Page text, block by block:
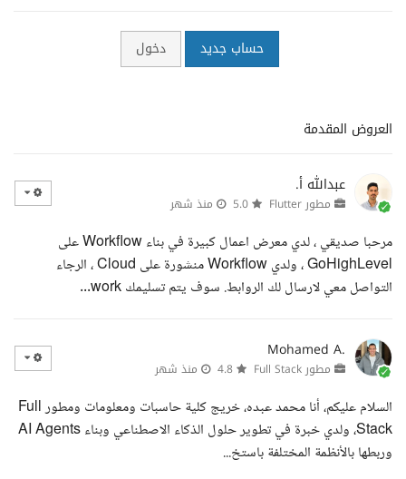
حساب جديد دخول
العروض المقدمة
عبدالله أ.
مطور Flutter منذ شهر
مرحبا صديقي ، لدي معرض اعمال كبيرة في بناء Workflow على
GoHighLevel ، ولدي Workflow منشورة على Cloud ، الرجاء
التواصل معي لارسال لك الروابط. سوف يتم تسليمك work...
Mohamed A.
مطور Full Stack منذ شهر
السلام عليكم، أنا محمد عبده، خريج كلية حاسبات ومعلومات ومطور Full
Stack، ولدي خبرة في تطوير حلول الذكاء الاصطناعي وبناء AI Agents
وربطها بالأنظمة المختلفة باستخ...